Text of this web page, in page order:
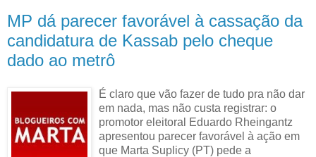
MP dá parecer favorável à cassação da
candidatura de Kassab pelo cheque
dado ao metrô
É claro que vão fazer de tudo pra não dar
em nada, mas não custa registrar: o
promotor eleitoral Eduardo Rheingantz
apresentou parecer favorável à ação em
que Marta Suplicy (PT) pede a